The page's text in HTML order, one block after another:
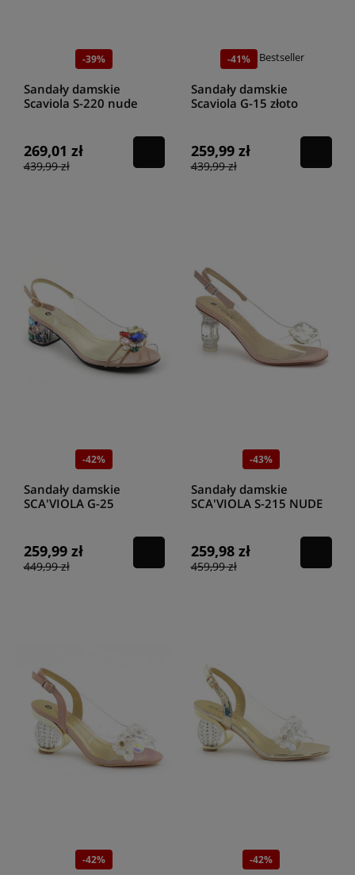
-39%
Sandały damskie
Scaviola S-220 nude
269,01 zł
439,99 zł
-41% Bestseller
Sandały damskie
Scaviola G-15 złoto
259,99 zł
439,99 zł
-42%
Sandały damskie
SCA'VIOLA G-25
259,99 zł
449,99 zł
-43%
Sandały damskie
SCA'VIOLA S-215 NUDE
259,98 zł
459,99 zł
-42% -42%